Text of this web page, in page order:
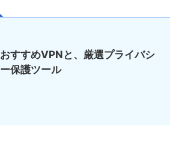
おすすめVPNと、厳選プライバシ
ー保護ツール